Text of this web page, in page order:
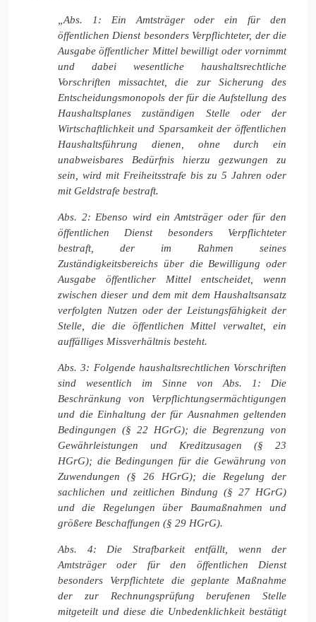
„Abs. 1: Ein Amtsträger oder ein für den
öffentlichen Dienst besonders Verpflichteter, der die
Ausgabe öffentlicher Mittel bewilligt oder vornimmt
und dabei wesentliche haushaltsrechtliche
Vorschriften missachtet, die zur Sicherung des
Entscheidungsmonopols der für die Aufstellung des
Haushaltsplanes zuständigen Stelle oder der
Wirtschaftlichkeit und Sparsamkeit der öffentlichen
Haushaltsführung dienen, ohne durch ein
unabweisbares Bedürfnis hierzu gezwungen zu
sein, wird mit Freiheitsstrafe bis zu 5 Jahren oder
mit Geldstrafe bestraft.
Abs. 2: Ebenso wird ein Amtsträger oder für den
öffentlichen Dienst besonders Verpflichteter
bestraft, der im Rahmen seines
Zuständigkeitsbereichs über die Bewilligung oder
Ausgabe öffentlicher Mittel entscheidet, wenn
zwischen dieser und dem mit dem Haushaltsansatz
verfolgten Nutzen oder der Leistungsfähigkeit der
Stelle, die die öffentlichen Mittel verwaltet, ein
auffälliges Missverhältnis besteht.
Abs. 3: Folgende haushaltsrechtlichen Vorschriften
sind wesentlich im Sinne von Abs. 1: Die
Beschränkung von Verpflichtungsermächtigungen
und die Einhaltung der für Ausnahmen geltenden
Bedingungen (§ 22 HGrG); die Begrenzung von
Gewährleistungen und Kreditzusagen (§ 23
HGrG); die Bedingungen für die Gewährung von
Zuwendungen (§ 26 HGrG); die Regelung der
sachlichen und zeitlichen Bindung (§ 27 HGrG)
und die Regelungen über Baumaßnahmen und
größere Beschaffungen (§ 29 HGrG).
Abs. 4: Die Strafbarkeit entfällt, wenn der
Amtsträger oder für den öffentlichen Dienst
besonders Verpflichtete die geplante Maßnahme
der zur Rechnungsprüfung berufenen Stelle
mitgeteilt und diese die Unbedenklichkeit bestätigt